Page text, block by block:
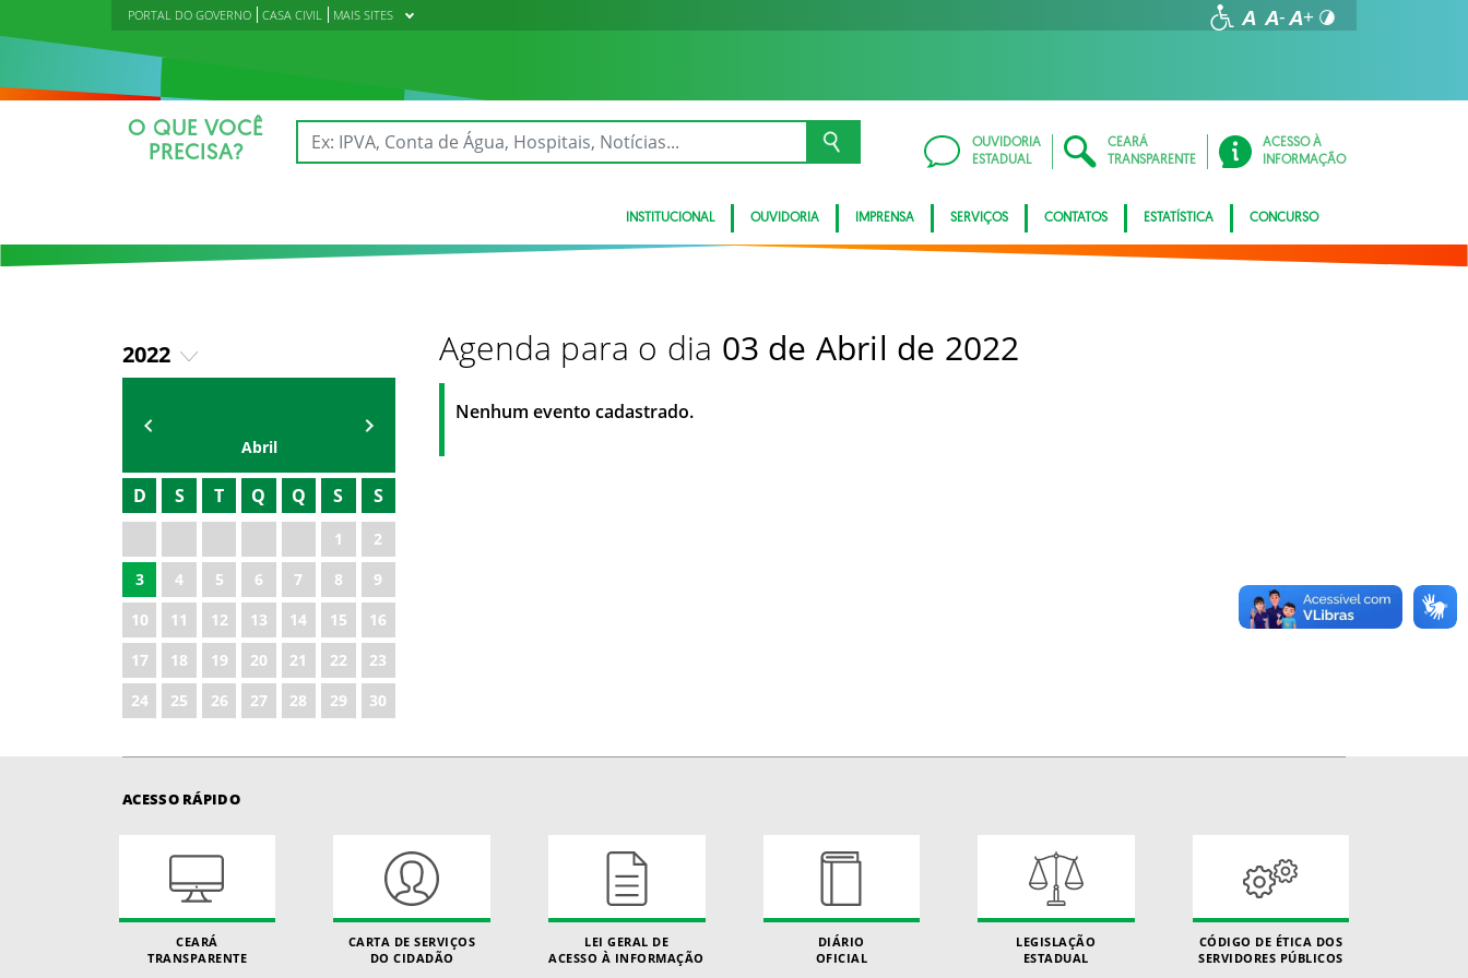
PORTAL DO GOVERNO CASA CIVIL MAIS SITES
O QUE VOCÊ
PRECISA?
OUVIDORIA
ESTADUAL
CEARÁ
TRANSPARENTE
ACESSO À
INFORMAÇÃO
INSTITUCIONAL OUVIDORIA IMPRENSA SERVIÇOS CONTATOS ESTATÍSTICA CONCURSO
2022
2019
2020
2021
2023
2024
2025
2026
Abril
D S T Q Q S S
1
2
3
4 5 6 7 8
9
10
11 12 13 14 15
16
17
18 19 20 21 22
23
24
25 26 27 28 29 30
Agenda para o dia 03 de Abril de 2022
Nenhum evento cadastrado.
ACESSO RÁPIDO
CEARÁ
TRANSPARENTE
CARTA DE SERVIÇOS
DO CIDADÃO
LEI GERAL DE
ACESSO À INFORMAÇÃO
DIÁRIO
OFICIAL
LEGISLAÇÃO
ESTADUAL
CÓDIGO DE ÉTICA DOS
SERVIDORES PÚBLICOS